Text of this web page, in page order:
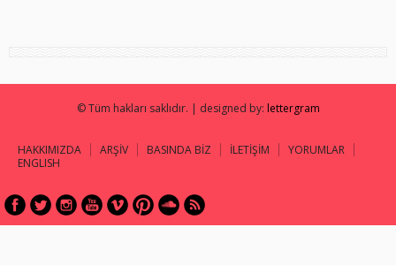
© Tüm hakları saklıdır. | designed by: lettergram
HAKKIMIZDA ARŞİV BASINDA BİZ İLETİŞİM
YORUMLAR
ENGLISH